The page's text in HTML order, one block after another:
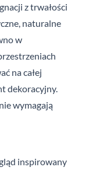
z trwałości
naturalne
w
na całej
dekoracyjny.
wymagają
inspirowany